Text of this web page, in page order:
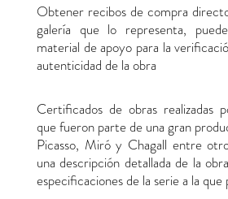
Obtener recibos de compra
galería que lo representa,
material de apoyo para la
autenticidad de la obra
Certificados de obras realizadas
que fueron parte de una gran
Picasso, Miró y Chagall entre
una descripción detallada de la
especificaciones de la serie a la